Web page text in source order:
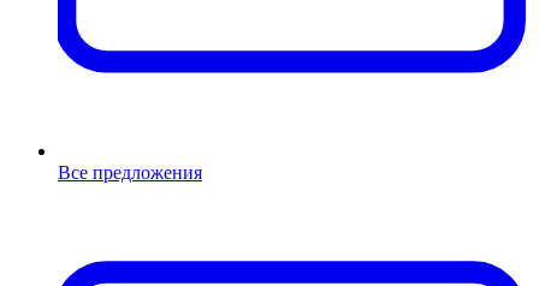
Все предложения